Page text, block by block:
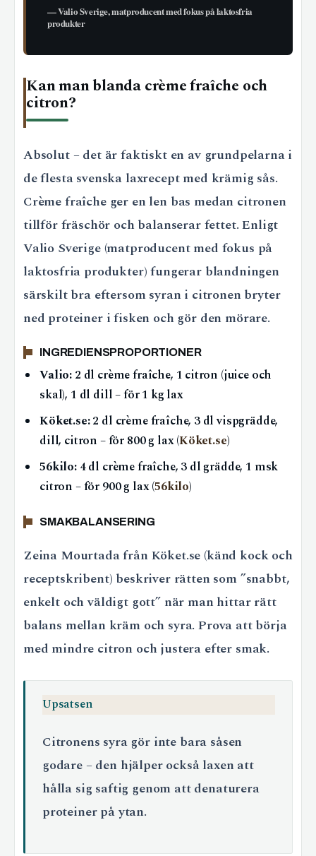
— Valio Sverige, matproducent med fokus på laktosfria
produkter
Kan man blanda crème fraîche och
citron?
Absolut – det är faktiskt en av grundpelarna i
de flesta svenska laxrecept med krämig sås.
Crème fraîche ger en len bas medan citronen
tillför fräschör och balanserar fettet. Enligt
Valio Sverige (matproducent med fokus på
laktosfria produkter) fungerar blandningen
särskilt bra eftersom syran i citronen bryter
ned proteiner i fisken och gör den mörare.
INGREDIENSPROPORTIONER
Valio: 2 dl crème fraîche, 1 citron (juice och
skal), 1 dl dill – för 1 kg lax
Köket.se:2 dl crème fraîche, 3 dl vispgrädde,
dill, citron – för 800 g lax (Köket.se)
56kilo:4 dl crème fraîche, 3 dl grädde, 1 msk
citron – för 900 g lax (56kilo)
SMAKBALANSERING
Zeina Mourtada från Köket.se (känd kock och
receptskribent) beskriver rätten som ”snabbt,
enkelt och väldigt gott” när man hittar rätt
balans mellan kräm och syra. Prova att börja
med mindre citron och justera efter smak.
Upsatsen
Citronens syra gör inte bara såsen
godare – den hjälper också laxen att
hålla sig saftig genom att denaturera
proteiner på ytan.